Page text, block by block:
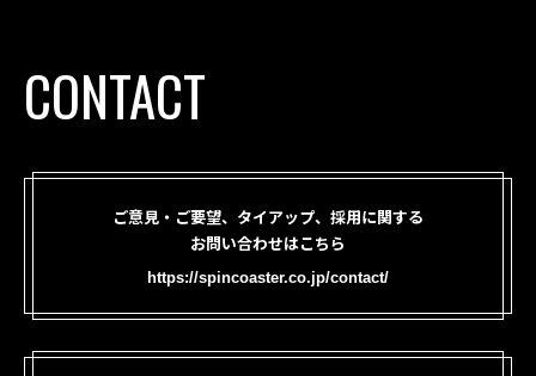
CONTACT
ご意見・ご要望、タイアップ、採用に関する
お問い合わせはこちら
https://spincoaster.co.jp/contact/